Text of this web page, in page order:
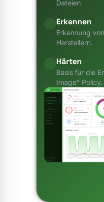
Dateien.
Erkennen
Erkennung
Herstellern.
Härten
Basis für die
Image" Policy.